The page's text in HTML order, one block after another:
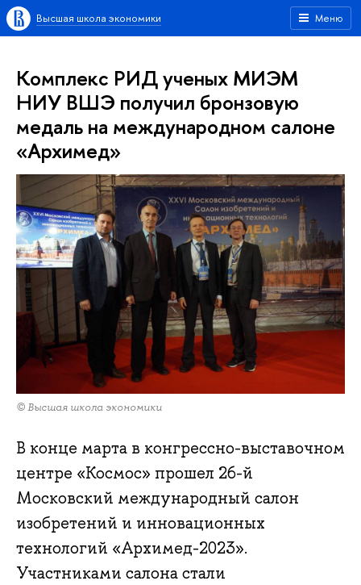
Меню
Высшая школа экономики
Комплекс РИД ученых МИЭМ
НИУ ВШЭ получил бронзовую
медаль на международном салоне
«Архимед»
© Высшая школа экономики
В конце марта в конгрессно-выставочном
центре «Космос» прошел 26-й
Московский международный салон
изобретений и инновационных
технологий «Архимед-2023».
Участниками салона стали